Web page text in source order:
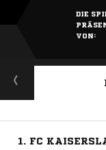
DIE
VON:
1. FC